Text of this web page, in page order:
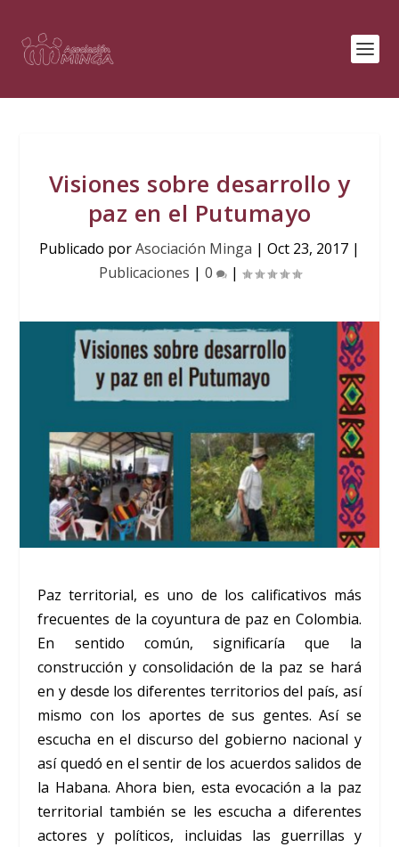
Visiones sobre desarrollo y
paz en el Putumayo
Publicado porAsociación Minga | Oct 23, 2017 |
Publicaciones | 0 |
Paz territorial, es uno de los calificativos más
frecuentes de la coyuntura de paz en Colombia.
En sentido común, significaría que la
construcción y consolidación de la paz se hará
en y desde los diferentes territorios del país, así
mismo con los aportes de sus gentes. Así se
escucha en el discurso del gobierno nacional y
así quedó en el sentir de los acuerdos salidos de
la Habana. Ahora bien, esta evocación a la paz
territorial también se les escucha a diferentes
actores y políticos, incluidas las guerrillas y